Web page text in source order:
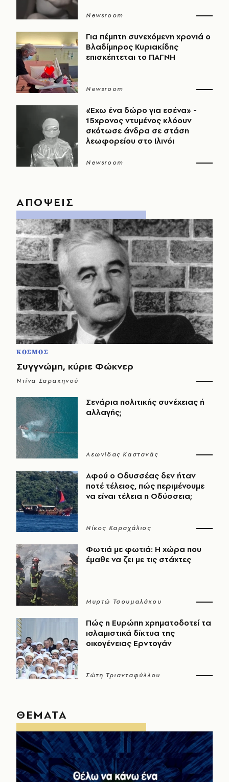
Newsroom
Για πέμπτη συνεχόμενη χρονιά ο
Βλαδίμηρος Κυριακίδης
επισκέπτεται το ΠΑΓΝΗ
Newsroom
«Έχω ένα δώρο για εσένα» -
15χρονος ντυμένος κλόουν
σκότωσε άνδρα σε στάση
λεωφορείου στο Ιλινόι
Newsroom
ΑΠΟΨΕΙΣ
ΚΟΣΜΟΣ
Συγγνώμη, κύριε Φώκνερ
Ντίνα Σαρακηνού
Σενάρια πολιτικής συνέχειας ή
αλλαγής;
Λεωνίδας Καστανάς
Αφού ο Οδυσσέας δεν ήταν
ποτέ τέλειος, πώς περιμένουμε
να είναι τέλεια η Οδύσσεια;
Νίκος Καραχάλιος
Φωτιά με φωτιά: Η χώρα που
έμαθε να ζει με τις στάχτες
Μυρτώ Τσουμαλάκου
Πώς η Ευρώπη χρηματοδοτεί τα
ισλαμιστικά δίκτυα της
οικογένειας Ερντογάν
Σώτη Τριανταφύλλου
ΘΕΜΑΤΑ